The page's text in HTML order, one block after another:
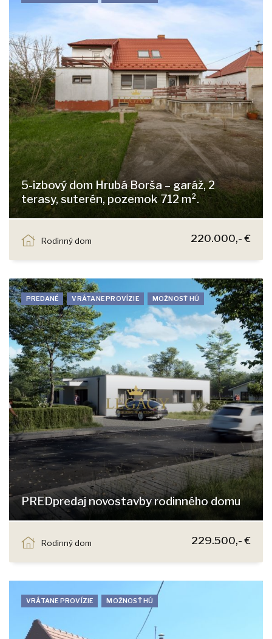
5-izbový dom Hrubá Borša – garáž, 2
terasy, suterén, pozemok 712 m².
Rodinný dom
220.000,- €
PREDANÉ VRÁTANE PROVÍZIE MOŽNOSŤ HÚ
PREDpredaj novostavby rodinného domu
Rodinný dom
229.500,- €
VRÁTANE PROVÍZIE MOŽNOSŤ HÚ